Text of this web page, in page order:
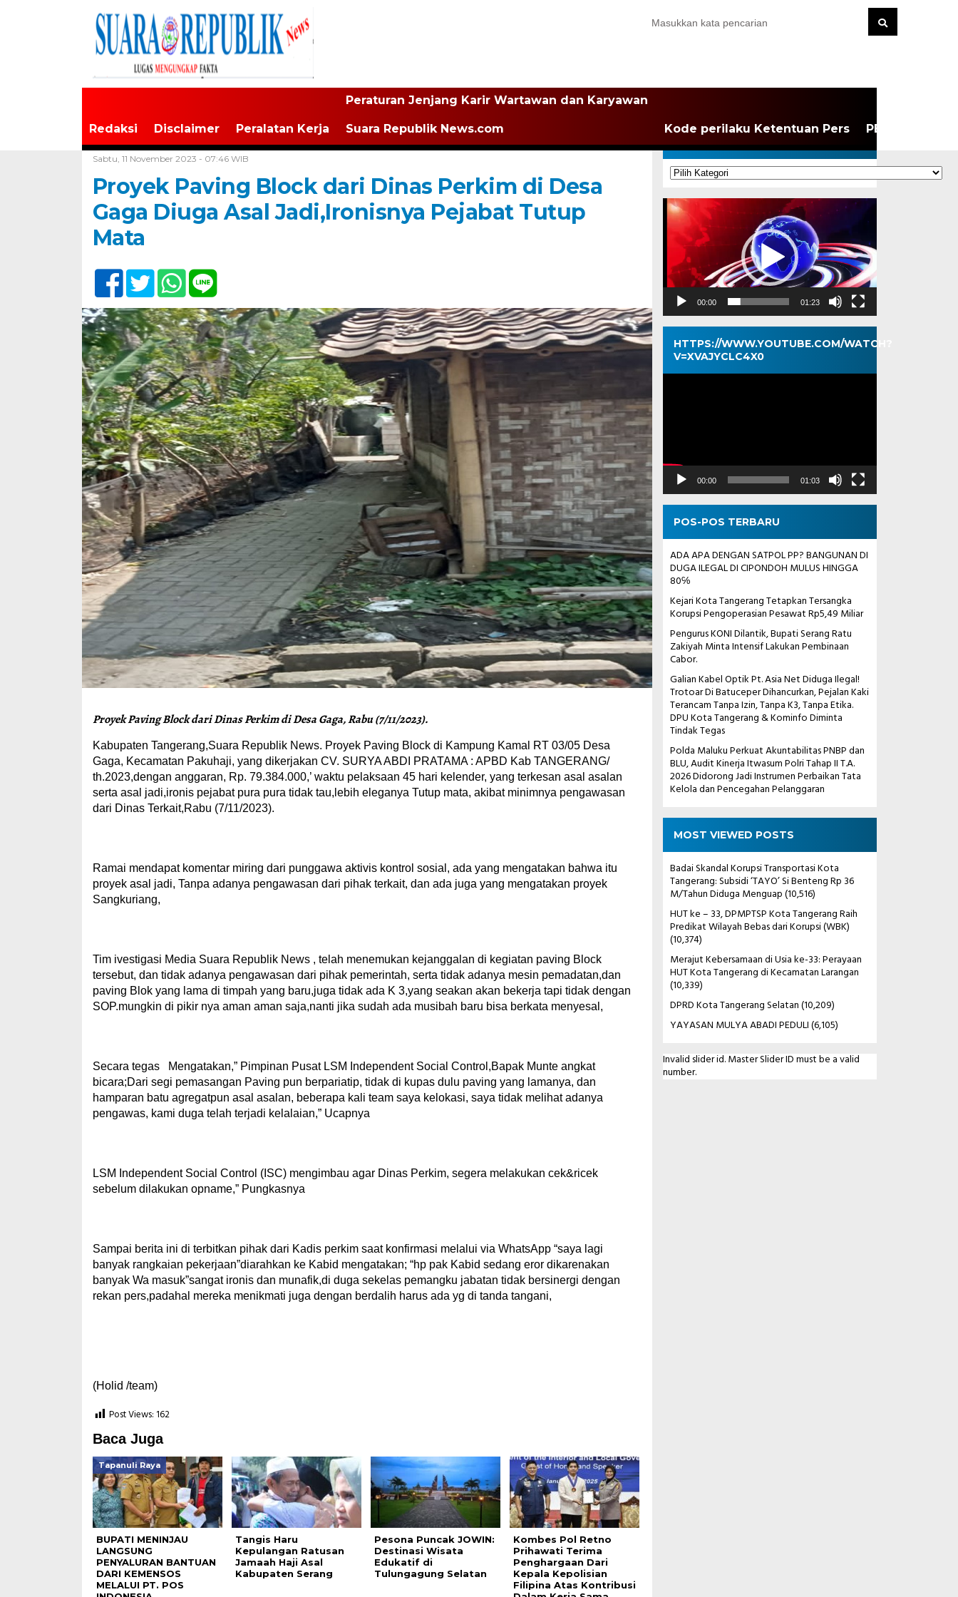
Redaksi Disclaimer Peralatan Kerja
Peraturan Jenjang Karir Wartawan dan Karyawan
Suara Republik News.com Kode perilaku Ketentuan Pers PEDOMAN
Sabtu, 11 November 2023 - 07:46 WIB
Proyek Paving Block dari Dinas Perkim di Desa
Gaga Diuga Asal Jadi,Ironisnya Pejabat Tutup
Mata
Proyek Paving Block dari Dinas Perkim di Desa Gaga, Rabu (7/11/2023).
Kabupaten Tangerang,Suara Republik News. Proyek Paving Block di Kampung Kamal RT 03/05 Desa
Gaga, Kecamatan Pakuhaji, yang dikerjakan CV. SURYA ABDI PRATAMA : APBD Kab TANGERANG/
th.2023,dengan anggaran, Rp. 79.384.000,’ waktu pelaksaan 45 hari kelender, yang terkesan asal asalan
serta asal jadi,ironis pejabat pura pura tidak tau,lebih eleganya Tutup mata, akibat minimnya pengawasan
dari Dinas Terkait,Rabu (7/11/2023).
Ramai mendapat komentar miring dari punggawa aktivis kontrol sosial, ada yang mengatakan bahwa itu
proyek asal jadi, Tanpa adanya pengawasan dari pihak terkait, dan ada juga yang mengatakan proyek
Sangkuriang,
Tim ivestigasi Media Suara Republik News , telah menemukan kejanggalan di kegiatan paving Block
tersebut, dan tidak adanya pengawasan dari pihak pemerintah, serta tidak adanya mesin pemadatan,dan
paving Blok yang lama di timpah yang baru,juga tidak ada K 3,yang seakan akan bekerja tapi tidak dengan
SOP.mungkin di pikir nya aman aman saja,nanti jika sudah ada musibah baru bisa berkata menyesal,
Secara tegas Mengatakan,” Pimpinan Pusat LSM Independent Social Control,Bapak Munte angkat
bicara;Dari segi pemasangan Paving pun berpariatip, tidak di kupas dulu paving yang lamanya, dan
hamparan batu agregatpun asal asalan, beberapa kali team saya kelokasi, saya tidak melihat adanya
pengawas, kami duga telah terjadi kelalaian,” Ucapnya
LSM Independent Social Control (ISC) mengimbau agar Dinas Perkim, segera melakukan cek&ricek
sebelum dilakukan opname,” Pungkasnya
Sampai berita ini di terbitkan pihak dari Kadis perkim saat konfirmasi melalui via WhatsApp “saya lagi
banyak rangkaian pekerjaan”diarahkan ke Kabid mengatakan; “hp pak Kabid sedang eror dikarenakan
banyak Wa masuk”sangat ironis dan munafik,di duga sekelas pemangku jabatan tidak bersinergi dengan
rekan pers,padahal mereka menikmati juga dengan berdalih harus ada yg di tanda tangani,
(Holid /team)
Post Views: 162
Baca Juga
Tapanuli Raya
BUPATI MENINJAU
LANGSUNG
PENYALURAN BANTUAN
DARI KEMENSOS
MELALUI PT. POS
Tangis Haru
Kepulangan Ratusan
Jamaah Haji Asal
Kabupaten Serang
Pesona Puncak JOWIN:
Destinasi Wisata
Edukatif di
Tulungagung Selatan
Kombes Pol Retno
Prihawati Terima
Penghargaan Dari
Kepala Kepolisian
Filipina Atas Kontribusi
KATEGORI
Kategori
Pemutar
Video
00:00 01:23
HTTPS://WWW.YOUTUBE.COM/WATCH?
V=XVAJYCLC4X0
Pemutar
00:00 01:03
POS-POS TERBARU
ADA APA DENGAN SATPOL PP? BANGUNAN DI
DUGA ILEGAL DI CIPONDOH MULUS HINGGA
80℅
Kejari Kota Tangerang Tetapkan Tersangka
Korupsi Pengoperasian Pesawat Rp5,49 Miliar
Pengurus KONI Dilantik, Bupati Serang Ratu
Zakiyah Minta Intensif Lakukan Pembinaan
Cabor.
Galian Kabel Optik Pt. Asia Net Diduga Ilegal!
Trotoar Di Batuceper Dihancurkan, Pejalan Kaki
Terancam Tanpa Izin, Tanpa K3, Tanpa Etika.
DPU Kota Tangerang & Kominfo Diminta
Tindak Tegas
Polda Maluku Perkuat Akuntabilitas PNBP dan
BLU, Audit Kinerja Itwasum Polri Tahap II T.A.
2026 Didorong Jadi Instrumen Perbaikan Tata
Kelola dan Pencegahan Pelanggaran
MOST VIEWED POSTS
Badai Skandal Korupsi Transportasi Kota
Tangerang: Subsidi ‘TAYO’ Si Benteng Rp 36
M/Tahun Diduga Menguap(10,516)
HUT ke – 33, DPMPTSP Kota Tangerang Raih
Predikat Wilayah Bebas dari Korupsi (WBK)
(10,374)
Merajut Kebersamaan di Usia ke-33: Perayaan
HUT Kota Tangerang di Kecamatan Larangan
(10,339)
DPRD Kota Tangerang Selatan(10,209)
YAYASAN MULYA ABADI PEDULI(6,105)
Invalid slider id. Master Slider ID must be a valid
number.